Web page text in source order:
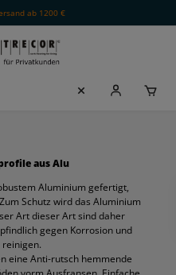
ab 1200 €
aus Alu
Aluminium gefertigt,
Schutz wird das Aluminium
Art dieser Art sind daher
gegen Korrosion und
eine Anti-rutsch hemmende